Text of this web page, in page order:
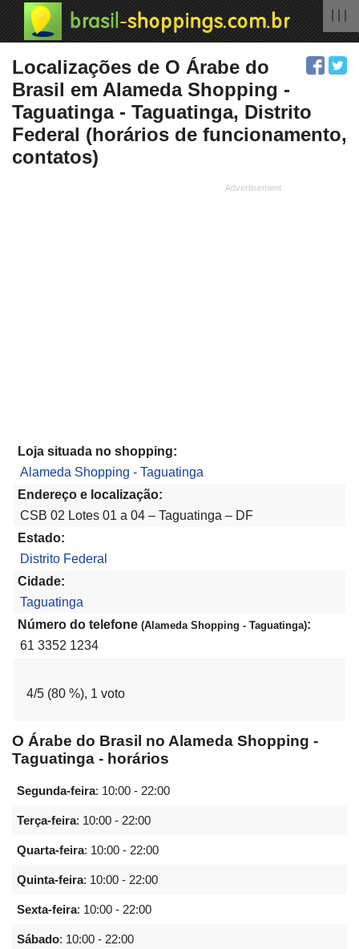
Localizações de O Árabe do
Brasil em Alameda Shopping -
Taguatinga - Taguatinga, Distrito
Federal (horários de funcionamento,
contatos)
Loja situada no shopping:
Alameda Shopping - Taguatinga
Endereço e localização:
CSB 02 Lotes 01 a 04 – Taguatinga – DF
Estado:
Distrito Federal
Cidade:
Taguatinga
Número do telefone (Alameda Shopping - Taguatinga):
61 3352 1234
4/5 (80 %), 1 voto
O Árabe do Brasil no Alameda Shopping -
Taguatinga - horários
Segunda-feira: 10:00 - 22:00
Terça-feira: 10:00 - 22:00
Quarta-feira: 10:00 - 22:00
Quinta-feira: 10:00 - 22:00
Sexta-feira: 10:00 - 22:00
Sábado: 10:00 - 22:00